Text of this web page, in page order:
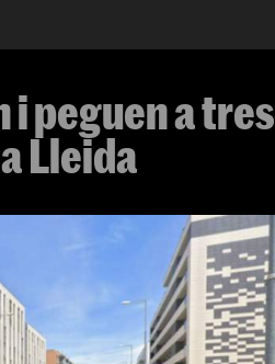
i peguen a tres
Lleida